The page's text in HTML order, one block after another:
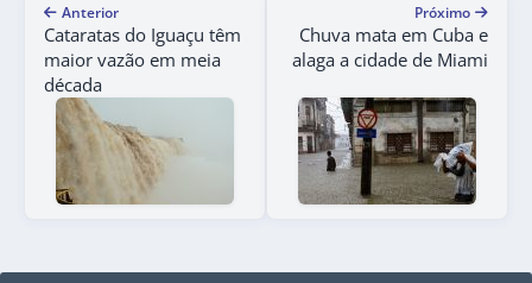
Anterior
Cataratas do Iguaçu têm
maior vazão em meia
década
Próximo
Chuva mata em Cuba e
alaga a cidade de Miami